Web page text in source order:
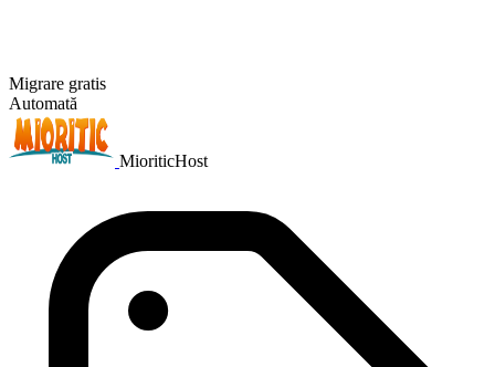
Migrare gratis
Automată
MioriticHost